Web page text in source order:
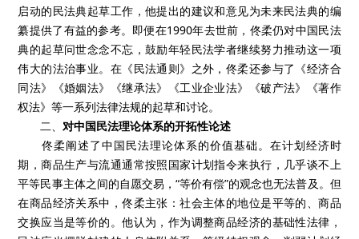
启动的民法典起草工作，他提出的建议和意见为未来民法典的编
纂提供了有益的参考。即便在1990年去世前，佟柔仍对中国民法
典的起草问世念念不忘，鼓励年轻民法学者继续努力推动这一项
伟大的法治事业。在《民法通则》之外，佟柔还参与了《经济合
同法》《婚姻法》《继承法》《工业企业法》《破产法》《著作
权法》等一系列法律法规的起草和讨论。
二、对中国民法理论体系的开拓性论述
佟柔阐述了中国民法理论体系的价值基础。在计划经济时
期，商品生产与流通通常按照国家计划指令来执行，几乎谈不上
平等民事主体之间的自愿交易， “等价有偿”的观念也无法普及。但
在商品经济关系中，佟柔主张：社会主体的地位是平等的、商品
交换应当是等价的。他认为，作为调整商品经济的基础性法律，